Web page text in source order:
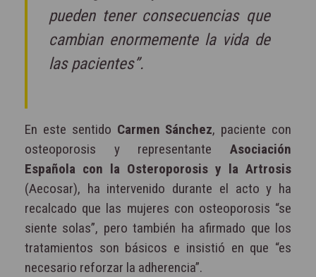
pueden tener consecuencias que
cambian enormemente la vida de
las pacientes”.
En este sentido Carmen Sánchez, paciente con
osteoporosis y representante Asociación
Española con la Osteroporosis y la Artrosis
(Aecosar), ha intervenido durante el acto y ha
recalcado que las mujeres con osteoporosis “se
siente solas”, pero también ha afirmado que los
tratamientos son básicos e insistió en que “es
necesario reforzar la adherencia”.